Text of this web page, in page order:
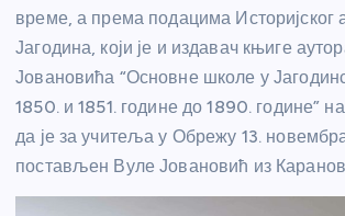
време, а према подацима Историјског
Јагодина, који је и издавач књиге
Јовановића “Основне школе у
1850. и 1851. године до 1890. године”
да је за учитеља у Обрежу 13.
постављен Вуле Јовановић из